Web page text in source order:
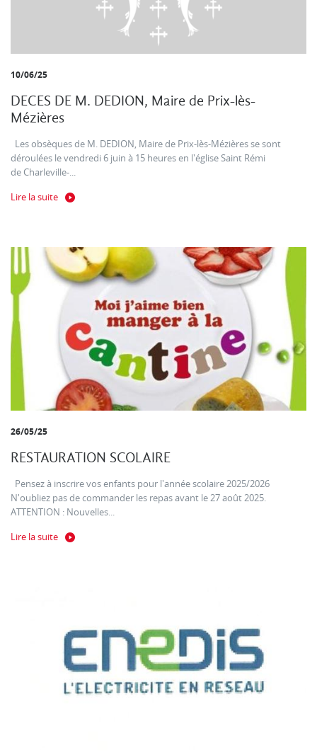
10/06/25
DECES DE M. DEDION, Maire de Prix-lès-
Mézières
Les obsèques de M. DEDION, Maire de Prix-lès-Mézières se sont
déroulées le vendredi 6 juin à 15 heures en l'église Saint Rémi
de Charleville-...
Lire la suite
26/05/25
RESTAURATION SCOLAIRE
Pensez à inscrire vos enfants pour l'année scolaire 2025/2026
N'oubliez pas de commander les repas avant le 27 août 2025.
ATTENTION : Nouvelles...
Lire la suite